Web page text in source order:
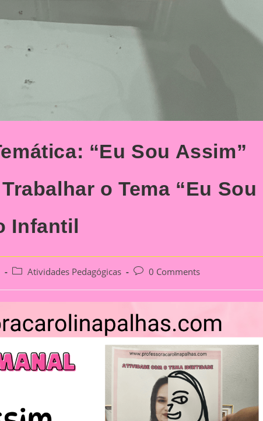
“Eu Sou Assim”
o Tema “Eu Sou
Infantil
PostAtividades Pedagógicas
Post0 Comments